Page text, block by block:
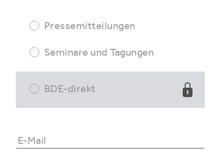
Pressemitteilungen
Seminare und Tagungen
BDE-direkt